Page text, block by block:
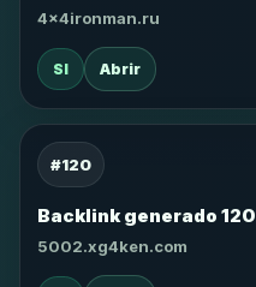
4x4ironman.ru
SI Abrir
#120
Backlink generado 120
5002.xg4ken.com